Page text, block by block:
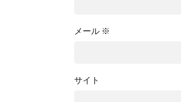
メール ※
サイト